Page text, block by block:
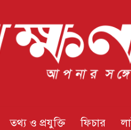
তথ্য ও প্রযুক্তি ফিচার